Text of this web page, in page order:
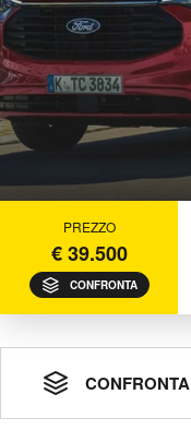
PREZZO
€ 39.500
CONFRONTA
CONFRONTA